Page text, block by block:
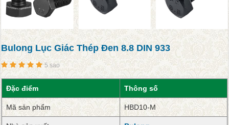
Bulong Lục Giác Thép Đen 8.8 DIN 933
5 sao
Đặc điểm Thông số
Mã sản phẩm HBD10-M